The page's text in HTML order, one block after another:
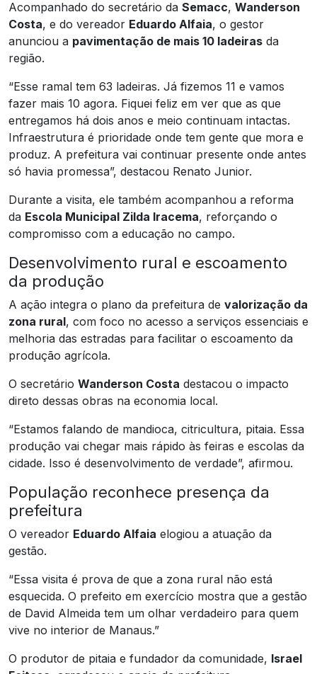
Acompanhado do secretário da Semacc, Wanderson
Costa, e do vereador Eduardo Alfaia, o gestor
anunciou a pavimentação de mais 10 ladeiras da
região.
“Esse ramal tem 63 ladeiras. Já fizemos 11 e vamos
fazer mais 10 agora. Fiquei feliz em ver que as que
entregamos há dois anos e meio continuam intactas.
Infraestrutura é prioridade onde tem gente que mora e
produz. A prefeitura vai continuar presente onde antes
só havia promessa”, destacou Renato Junior.
Durante a visita, ele também acompanhou a reforma
da Escola Municipal Zilda Iracema, reforçando o
compromisso com a educação no campo.
Desenvolvimento rural e escoamento
da produção
A ação integra o plano da prefeitura de valorização da
zona rural, com foco no acesso a serviços essenciais e
melhoria das estradas para facilitar o escoamento da
produção agrícola.
O secretário Wanderson Costa destacou o impacto
direto dessas obras na economia local.
“Estamos falando de mandioca, citricultura, pitaia. Essa
produção vai chegar mais rápido às feiras e escolas da
cidade. Isso é desenvolvimento de verdade”, afirmou.
População reconhece presença da
prefeitura
O vereador Eduardo Alfaia elogiou a atuação da
gestão.
“Essa visita é prova de que a zona rural não está
esquecida. O prefeito em exercício mostra que a gestão
de David Almeida tem um olhar verdadeiro para quem
vive no interior de Manaus.”
O produtor de pitaia e fundador da comunidade, Israel